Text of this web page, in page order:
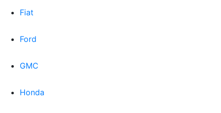
Fiat
Ford
GMC
Honda